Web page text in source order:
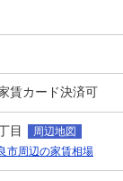
賃カード決済可
目
周辺地図
市周辺の家賃相場